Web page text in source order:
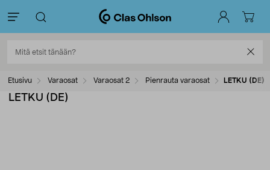
Etusivu Varaosat Varaosat 2 Pienrauta varaosat LETKU (DE)
LETKU (DE)